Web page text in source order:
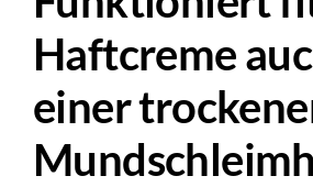
Produkte
Philosophie
FAQ
Haftcreme
einer